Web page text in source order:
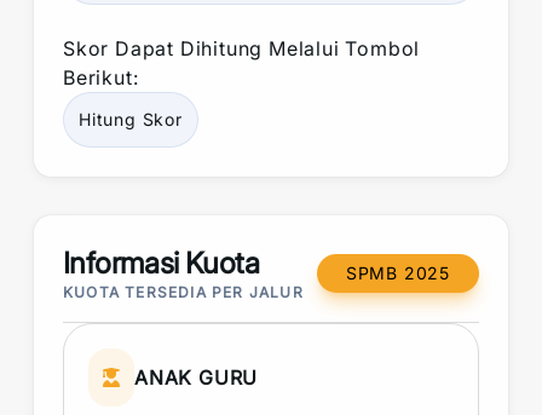
Skor Dapat Dihitung Melalui Tombol
Berikut:
Hitung Skor
Informasi Kuota
KUOTA TERSEDIA PER JALUR
SPMB 2025
ANAK GURU